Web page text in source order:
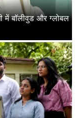
बॉलीवुड और ग्लोबल